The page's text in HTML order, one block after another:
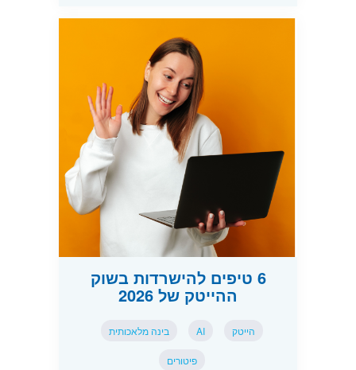
6 טיפים להישרדות בשוק
ההייטק של 2026
הייטק AI בינה מלאכותית
פיטורים